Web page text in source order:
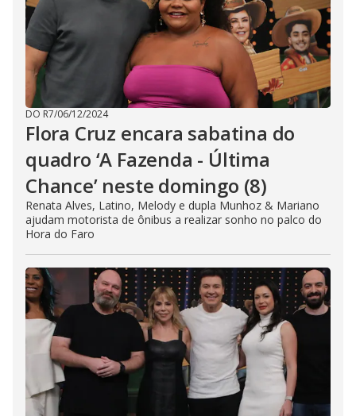
DO R7/06/12/2024
Flora Cruz encara sabatina do
quadro ‘A Fazenda - Última
Chance’ neste domingo (8)
Renata Alves, Latino, Melody e dupla Munhoz & Mariano
ajudam motorista de ônibus a realizar sonho no palco do
Hora do Faro